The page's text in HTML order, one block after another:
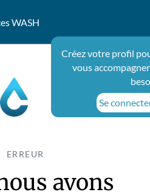
WASH
Créez votre profil
vous
Se
ERREUR
avons